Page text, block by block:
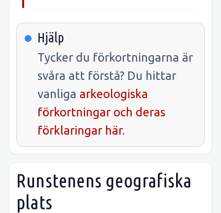
Hjälp
Tycker du förkortningarna är
svåra att förstå? Du hittar
vanliga arkeologiska
förkortningar och deras
förklaringar här.
Runstenens geografiska
plats